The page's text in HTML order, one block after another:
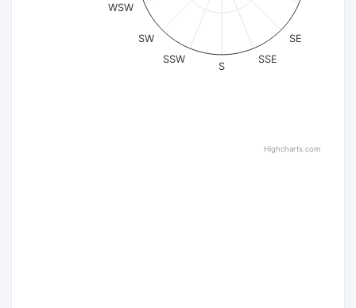
SE
SSE
S
SSW
SW
WSW
Highcharts.com